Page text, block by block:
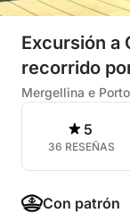
Excursión a
recorrido
Mergellina e
5
36 RESEÑAS
Con patrón